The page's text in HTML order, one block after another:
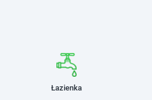
Łazienka